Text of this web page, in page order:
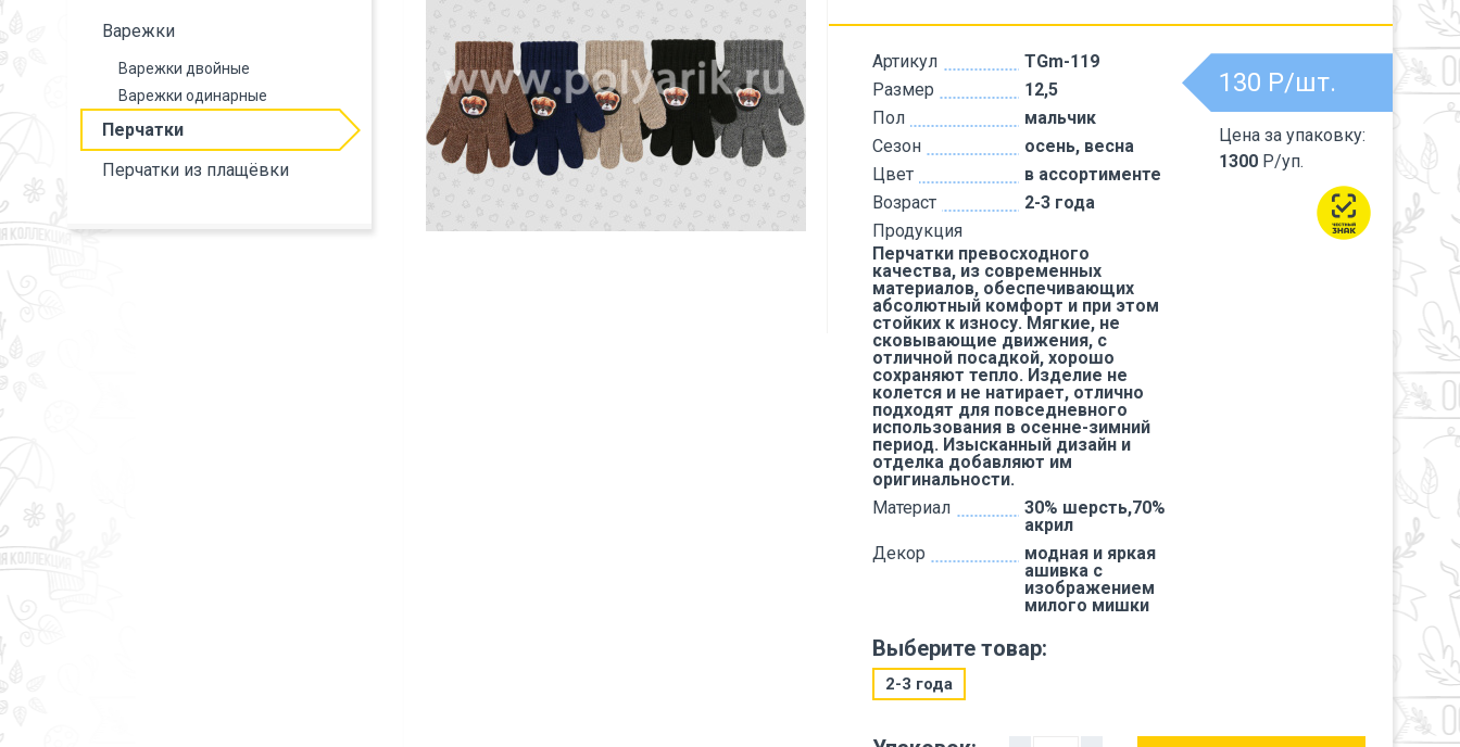
Варежки
Варежки двойные
Варежки одинарные
Перчатки
Перчатки из плащёвки
Артикул
TGm-119
Размер
12,5
Пол
мальчик
Сезон
осень, весна
Цвет
в ассортименте
Возраст
2-3 года
Продукция
Перчатки превосходного
качества, из современных
материалов, обеспечивающих
абсолютный комфорт и при этом
стойких к износу. Мягкие, не
сковывающие движения, с
отличной посадкой, хорошо
сохраняют тепло. Изделие не
колется и не натирает, отлично
подходят для повседневного
использования в осенне-зимний
период. Изысканный дизайн и
отделка добавляют им
оригинальности.
Материал
30% шерсть,70%
акрил
Декор
модная и яркая
ашивка с
изображением
милого мишки
130 Р/шт.
Цена за упаковку:
1300 Р/уп.
Выберите товар:
2-3 года